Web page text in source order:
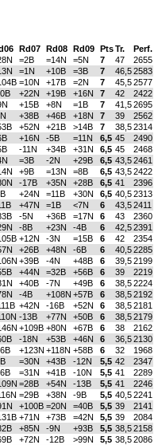
Rd07 Rd08 Rd09 PtsTr.
Perf.
=2B =14N =5N 7 47
2655
=1N +10B =3B 7 46,52583
=10N +17B =2N 7 45,52577
+22N +19B +16N 7 42
2422
+15B +8N =1B 7 41,52695
+38B +46B +18N 7 39
2562
+52N +21B >14B 7 38,52314
+16N -5B =11N 6,5 45
2490
-11N +34B +31N 6,5 45
2468
=3B -2N +29B 6,5 43,52461
+9B =13N =8B 6,5 43,52422
-17B +35N +28B 6,5 41
2396
+24N =11B +30N 6,5 40,52313
+47N =1B <7N 6 43,52411
-5N +36B =17N 6 43
2360
-8B +23N -4B 6 42,52391
+12N -3N =15B 6 42
2354
+26B +48N -6B 6 40,52285
+39B -4N +48B 6 39,52199
+44N =32B +56B 6 39
2219
+40B -7N +49B 6 38,52224
-4B +108N +57B 6 38,52192
+42N -16B +52N 6 38,52181
-13B +77N +50B 6 38,52179
+109B +80N +67B 6 38
2162
-18N +53B +46N 6 36,52130
+123N +118N +58B 6 32
1968
=30N +43B -12N 5,5 42
2347
=31N +41B -10N 5,5 41
2289
=28B +54N -13B 5,5 41
2246
=29B +38N -9B 5,5 40,52241
+100B =20N =40B 5,5 39
2141
+71N +73B =42N 5,5 39
2084
+85N -9N +93B 5,5 38,52158
+72N -12B >99N 5,5 38,52086